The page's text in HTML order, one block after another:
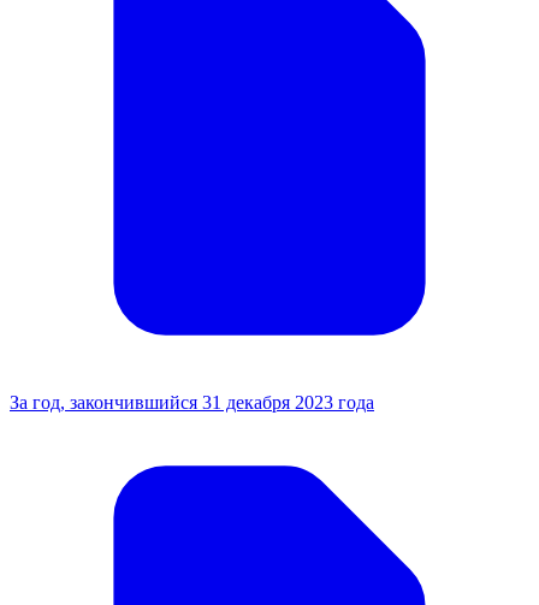
За год, закончившийся 31 декабря 2023 года